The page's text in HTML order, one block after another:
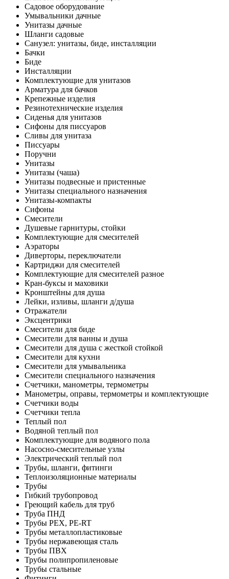
Садовое оборудование
Умывальники дачные
Унитазы дачные
Шланги садовые
Санузел: унитазы, биде, инсталляции
Бачки
Биде
Инсталляции
Комплектующие для унитазов
Арматура для бачков
Крепежные изделия
Резинотехнические изделия
Сиденья для унитазов
Сифоны для писсуаров
Сливы для унитаза
Писсуары
Поручни
Унитазы
Унитазы (чаша)
Унитазы подвесные и пристенные
Унитазы специального назначения
Унитазы-компакты
Сифоны
Смесители
Душевые гарнитуры, стойки
Комплектующие для смесителей
Аэраторы
Диверторы, переключатели
Картриджи для смесителей
Комплектующие для смесителей разное
Кран-буксы и маховики
Кронштейны для душа
Лейки, изливы, шланги д/душа
Отражатели
Эксцентрики
Смесители для биде
Смесители для ванны и душа
Смесители для душа с жесткой стойкой
Смесители для кухни
Смесители для умывальника
Смесители специального назначения
Счетчики, манометры, термометры
Манометры, оправы, термометры и комплектующие
Счетчики воды
Счетчики тепла
Теплый пол
Водяной теплый пол
Комплектующие для водяного пола
Насосно-смесительные узлы
Электрический теплый пол
Трубы, шланги, фитинги
Теплоизоляционные материалы
Трубы
Гибкий трубопровод
Греющий кабель для труб
Труба ПНД
Трубы PEX, PE-RT
Трубы металлопластиковые
Трубы нержавеющая сталь
Трубы ПВХ
Трубы полипропиленовые
Трубы стальные